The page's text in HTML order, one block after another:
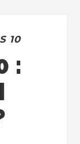
10
: